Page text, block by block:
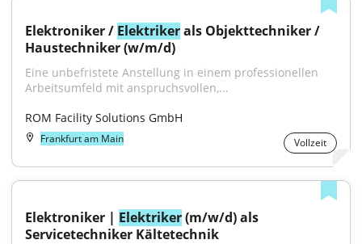
Elektroniker / Elektriker als Objekttechniker /
Haustechniker (w/m/d)
Eine unbefristete Anstellung in einem professionellen
Arbeitsumfeld mit anspruchsvollen,...
ROM Facility Solutions GmbH
Frankfurt am Main Vollzeit
Elektroniker | Elektriker (m/w/d) als
Servicetechniker Kältetechnik